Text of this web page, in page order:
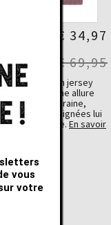
€ 34,97
€ 69,95
dans un jersey
une allure
contemporaine,
finitions soignées lui
estivale. En savoir
vous
votre